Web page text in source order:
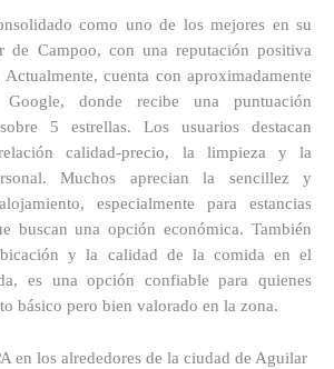
como uno de los mejores en su
de Campoo, con una reputación positiva
Actualmente, cuenta con aproximadamente
donde recibe una puntuación
5 estrellas. Los usuarios destacan
calidad-precio, la limpieza y la
Muchos aprecian la sencillez y
especialmente para estancias
buscan una opción económica. También
y la calidad de la comida en el
es una opción confiable para quienes
básico pero bien valorado en la zona.
en los alrededores de la ciudad de Aguilar